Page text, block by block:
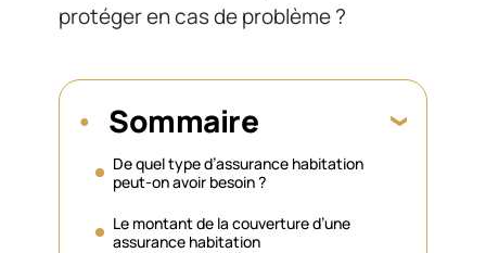
protéger en cas de problème ?
Sommaire
De quel type d’assurance habitation
peut-on avoir besoin ?
Le montant de la couverture d’une
assurance habitation